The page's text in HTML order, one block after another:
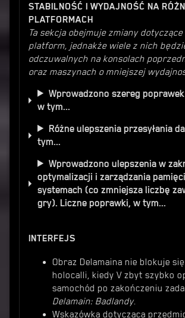
STABILNOŚĆ I WYDAJNOŚĆ NA
PLATFORMACH
Ta sekcja obejmuje zmiany
platform, jednakże wiele z nich
odczuwalnych na konsolach
oraz maszynach o mniejszej
Wprowadzono szereg
w tym...
Różne ulepszenia przesyłania
tym...
Wprowadzono ulepszenia w
optymalizacji i zarządzania
systemach (co zmniejsza liczbę
gry). Liczne poprawki, w tym...
INTERFEJS
Obraz Delamaina nie blokuje
holocalli, kiedy V zbyt szybko
samochód po zakończeniu
Delamain: Badlandy.
Wskazówka dotycząca